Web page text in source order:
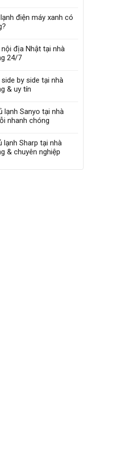
điện máy xanh có
địa Nhật tại nhà
24/7
by side tại nhà
& uy tín
lạnh Sanyo tại nhà
nhanh chóng
lạnh Sharp tại nhà
& chuyên nghiệp